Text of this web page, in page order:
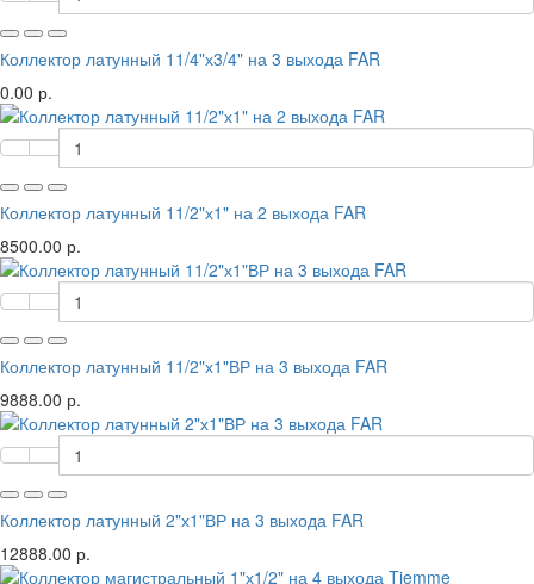
Коллектор латунный 11/4"х3/4" на 3 выхода FAR
0.00 р.
Коллектор латунный 11/2"х1" на 2 выхода FAR
8500.00 р.
Коллектор латунный 11/2"х1"ВР на 3 выхода FAR
9888.00 р.
Коллектор латунный 2"х1"ВР на 3 выхода FAR
12888.00 р.